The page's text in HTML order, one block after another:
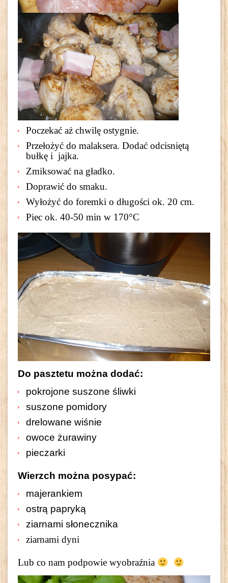
Poczekać aż chwilę ostygnie.
Przełożyć do malaksera. Dodać odcisniętą
bułkę i jajka.
Zmiksować na gładko.
Doprawić do smaku.
Wyłożyć do foremki o długości ok. 20 cm.
Piec ok. 40-50 min w 170°C
Do pasztetu można dodać:
pokrojone suszone śliwki
suszone pomidory
drelowane wiśnie
owoce żurawiny
pieczarki
Wierzch można posypać:
majerankiem
ostrą papryką
ziarnami słonecznika
ziarnami dyni
Lub co nam podpowie wyobraźnia